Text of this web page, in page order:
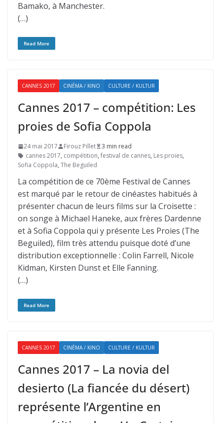
Bamako, à Manchester.
(…)
Read More
CANNES 2017 CINÉMA / KINO CULTURE / KULTUR
Cannes 2017 – compétition: Les
proies de Sofia Coppola
24 mai 2017 Firouz Pillet
3 min read
cannes 2017, compétition, festival de cannes, Les proies,
Sofia Coppola, The Beguiled
La compétition de ce 70ème Festival de Cannes
est marqué par le retour de cinéastes habitués à
présenter chacun de leurs films sur la Croisette :
on songe à Michael Haneke, aux frères Dardenne
et à Sofia Coppola qui y présente Les Proies (The
Beguiled), film très attendu puisque doté d’une
distribution exceptionnelle : Colin Farrell, Nicole
Kidman, Kirsten Dunst et Elle Fanning.
(…)
Read More
CANNES 2017 CINÉMA / KINO CULTURE / KULTUR
Cannes 2017 – La novia del
desierto (La fiancée du désert)
représente l’Argentine en